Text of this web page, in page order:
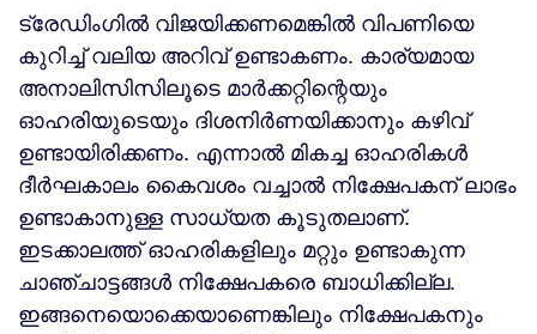
ട്രേഡിംഗില്‍ വിജയിക്കണമെങ്കില്‍ വിപണിയെ
കുറിച്ച് വലിയ അറിവ് ഉണ്ടാകണം. കാര്യമായ
അനാലിസിസിലൂടെ മാര്‍ക്കറ്റിന്റെയും
ഓഹരിയുടെയും ദിശനിര്‍ണയിക്കാനും കഴിവ്
ഉണ്ടായിരിക്കണം. എന്നാല്‍ മികച്ച ഓഹരികള്‍
ദീര്‍ഘകാലം കൈവശം വച്ചാല്‍ നിക്ഷേപകന് ലാഭം
ഉണ്ടാകാനുള്ള സാധ്യത കൂടുതലാണ്.
ഇടക്കാലത്ത് ഓഹരികളിലും മറ്റും ഉണ്ടാകുന്ന
ചാഞ്ചാട്ടങ്ങള്‍ നിക്ഷേപകരെ ബാധിക്കില്ല.
ഇങ്ങനെയൊക്കെയാണെങ്കിലും നിക്ഷേപകനും